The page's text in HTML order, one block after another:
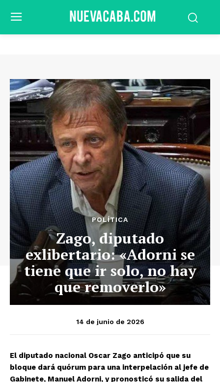
POLÍTICA
Zago, diputado
exlibertario: «Adorni se
tiene que ir solo, no hay
que removerlo»
14 de junio de 2026
El diputado nacional Oscar Zago anticipó que su
bloque dará quórum para una interpelación al jefe de
Gabinete, Manuel Adorni, y pronosticó su salida del